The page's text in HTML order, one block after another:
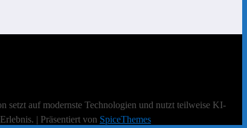
setzt auf modernste Technologien und nutzt teilweise KI-
| Präsentiert von SpiceThemes